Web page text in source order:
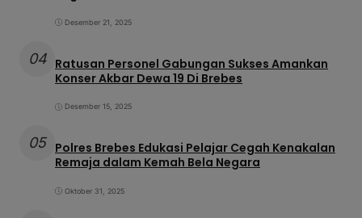
Desember 21, 2025
04 Ratusan Personel Gabungan Sukses Amankan
Konser Akbar Dewa 19 Di Brebes
Desember 15, 2025
05 Polres Brebes Edukasi Pelajar Cegah Kenakalan
Remaja dalam Kemah Bela Negara
Oktober 31, 2025